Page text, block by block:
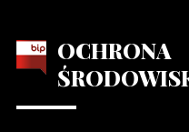
OCHRONA